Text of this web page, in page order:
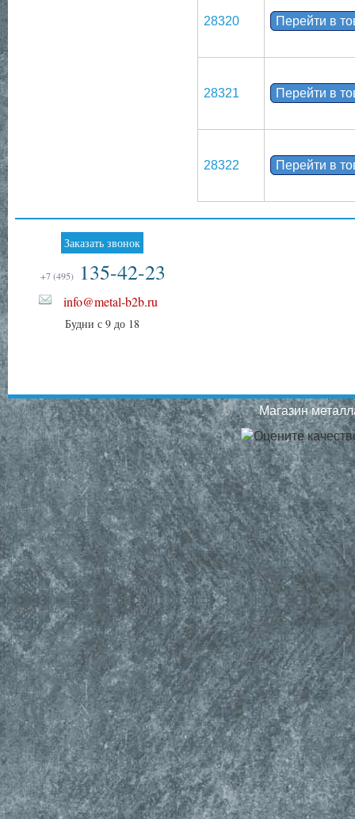
28320 Перейти в
28321 Перейти в
28322 Перейти в
Заказать звонок
+7 (495) 135-42-23
info@metal-b2b.ru
Будни с 9 до 18
Магазин